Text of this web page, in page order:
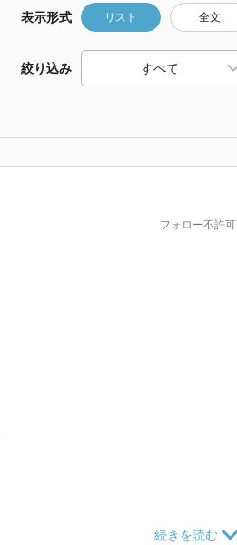
表示形式 リスト 全文
絞り込み
フォロー不許可